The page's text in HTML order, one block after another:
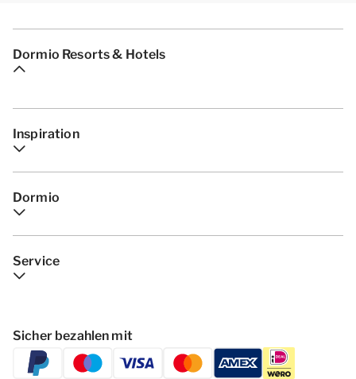
Dormio Resorts & Hotels
Inspiration
Dormio
Service
Sicher bezahlen mit